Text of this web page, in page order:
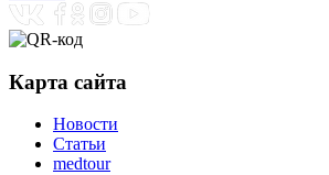
Карта сайта
Новости
Статьи
medtour